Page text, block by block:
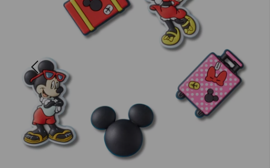
Previous Next